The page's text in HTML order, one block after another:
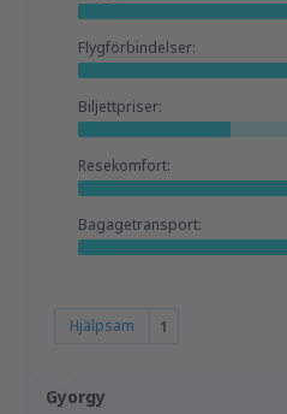
Gyorgy
Flygförbindelser:
Biljettpriser:
Resekomfort:
Bagagetransport:
Hjälpsam 1